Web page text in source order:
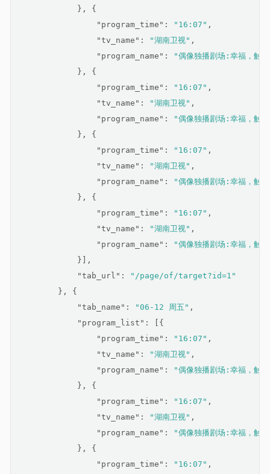
            }, {
"program_time" : "16:07" ,
"tv_name" : "湖南卫视" ,
"program_name" :
"偶像独播剧场:幸福，触
            }, {
"program_time" : "16:07" ,
"tv_name" : "湖南卫视" ,
"program_name" :
"偶像独播剧场:幸福，触
            }, {
"program_time" : "16:07" ,
"tv_name" : "湖南卫视" ,
"program_name" :
"偶像独播剧场:幸福，触
            }, {
"program_time" : "16:07" ,
"tv_name" : "湖南卫视" ,
"program_name" :
"偶像独播剧场:幸福，触
            }],
"tab_url" :
"/page/of/target?id=1"
        }, {
"tab_name" : "06-12 周五" ,
"program_list" : [{
"program_time" : "16:07" ,
"tv_name" : "湖南卫视" ,
"program_name" :
"偶像独播剧场:幸福，触
            }, {
"program_time" : "16:07" ,
"tv_name" : "湖南卫视" ,
"program_name" :
"偶像独播剧场:幸福，触
            }, {
"program_time" : "16:07" ,